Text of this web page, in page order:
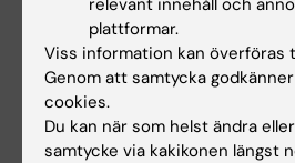
Institutionen för odontologi
Institutionen för klinisk
intervention och teknik
relevant innehåll och
plattformar.
Viss information kan överföras
Genom att samtycka
cookies.
Du kan när som helst ändra
samtycke via kakikonen längst